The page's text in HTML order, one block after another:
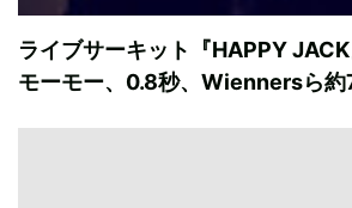
ライブサーキット『HAPPY JACK
モーモー、0.8秒、Wiennersら約